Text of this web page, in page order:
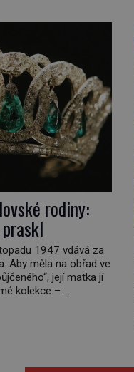
rodiny:
1947 vdává za
Aby měla na obřad ve
její matka jí
kolekce –